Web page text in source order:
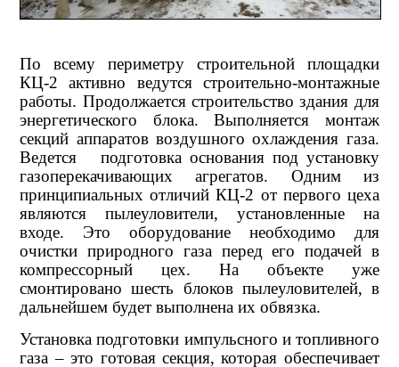
По всему периметру строительной площадки
КЦ-2 активно ведутся строительно-монтажные
работы. Продолжается строительство здания для
энергетического блока. Выполняется монтаж
секций аппаратов воздушного охлаждения газа.
Ведется подготовка основания под установку
газоперекачивающих агрегатов. Одним из
принципиальных отличий КЦ-2 от первого цеха
являются пылеуловители, установленные на
входе. Это оборудование необходимо для
очистки природного газа перед его подачей в
компрессорный цех. На объекте уже
смонтировано шесть блоков пылеуловителей, в
дальнейшем будет выполнена их обвязка.
Установка подготовки импульсного и топливного
газа – это готовая секция, которая обеспечивает